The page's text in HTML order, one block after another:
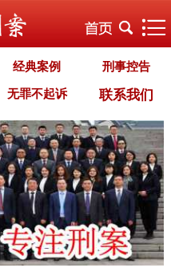
经典案例 刑事控告
无罪不起诉 联系我们
毒品犯罪 罪名专题
首席律师致辞 智豪视野
犯罪释义 刑事知识
刑事文书 案件动态
办理中的案件 业务范围
中国法律讲堂 辨别伪专业